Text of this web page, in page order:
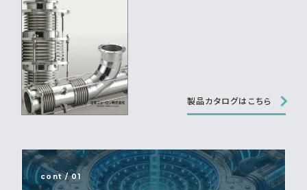
製品カタログはこちら
cont / 01